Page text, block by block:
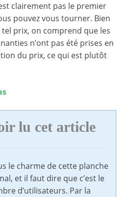
clairement pas le premier
pouvez vous tourner. Bien
prix, on comprend que les
n’ont pas été prises en
du prix, ce qui est plutôt
lu cet article
le charme de cette planche
et il faut dire que c’est le
d’utilisateurs. Par la